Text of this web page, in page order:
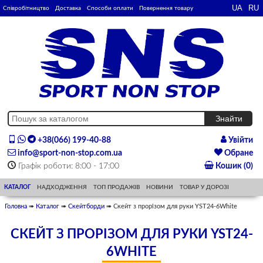
Співробітництво Доставка Способи оплати Повернення товару
+38(066) 199-40-88
info@sport-non-stop.com.ua
Графік роботи: 8:00 - 17:00
Увійти
Обране
Кошик (0)
КАТАЛОГ НАДХОДЖЕННЯ ТОП ПРОДАЖІВ НОВИНИ ТОВАР У ДОРОЗІ
Головна ➠ Каталог ➠ Скейтборди ➠ Скейт з прорізом для руки YST24-6White
СКЕЙТ З ПРОРІЗОМ ДЛЯ РУКИ YST24-
6WHITE